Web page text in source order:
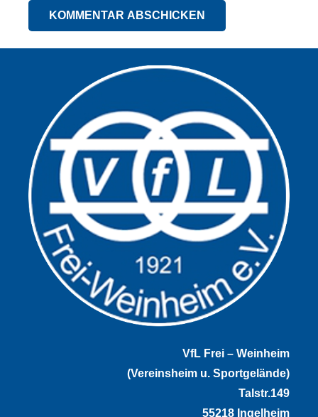
KOMMENTAR ABSCHICKEN
VfL Frei – Weinheim
(Vereinsheim u. Sportgelände)
Talstr.149
55218 Ingelheim